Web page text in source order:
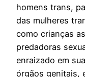
homens trans,
das mulheres
como crianças
predadoras
enraizado em
órgãos genitais,